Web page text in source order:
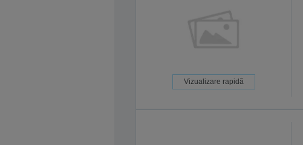
Vizualizare rapidă